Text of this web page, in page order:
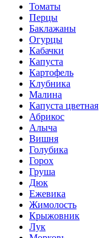
Томаты
Перцы
Баклажаны
Огурцы
Кабачки
Капуста
Картофель
Клубника
Малина
Капуста цветная
Абрикос
Алыча
Вишня
Голубика
Горох
Груша
Дюк
Ежевика
Жимолость
Крыжовник
Лук